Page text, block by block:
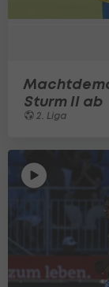
Sturm II ab
2. Liga